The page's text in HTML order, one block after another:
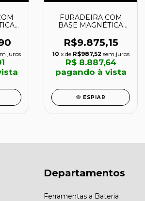
juros
FURADEIRA COM
BASE MAGNÉTICA
WATTS - HB500 -
MAKITA
R$9.875,15
10 x de R$987,52 sem juros
R$ 8.887,64
pagando à vista
ESPIAR
Departamentos
Ferramentas a Bateria